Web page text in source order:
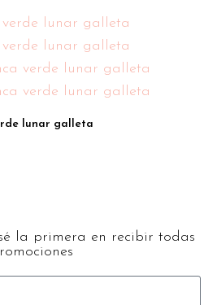
lunar galleta
la primera en recibir todas